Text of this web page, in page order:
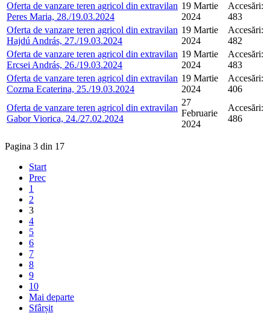
Oferta de vanzare teren agricol din extravilan
Peres Maria, 28./19.03.2024
19 Martie
2024
Accesări:
483
Oferta de vanzare teren agricol din extravilan
Hajdú András, 27./19.03.2024
19 Martie
2024
Accesări:
482
Oferta de vanzare teren agricol din extravilan
Ercsei András, 26./19.03.2024
19 Martie
2024
Accesări:
483
Oferta de vanzare teren agricol din extravilan
Cozma Ecaterina, 25./19.03.2024
19 Martie
2024
Accesări:
406
Oferta de vanzare teren agricol din extravilan
Gabor Viorica, 24./27.02.2024
27
Februarie
2024
Accesări:
486
Pagina 3 din 17
Start
Prec
1
2
3
4
5
6
7
8
9
10
Mai departe
Sfârșit